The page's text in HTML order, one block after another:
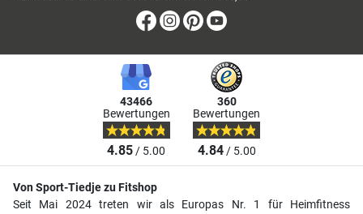
Facebook
Instagram
Pinterest
43466
Bewertungen
4.85/ 5.00
360
Bewertungen
4.84/ 5.00
Von Sport-Tiedje zu Fitshop
Seit Mai 2024 treten wir als Europas Nr. 1 für Heimfitness